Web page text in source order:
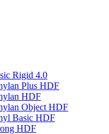
Rigid 4.0
Plus HDF
HDF
Object HDF
Basic HDF
HDF